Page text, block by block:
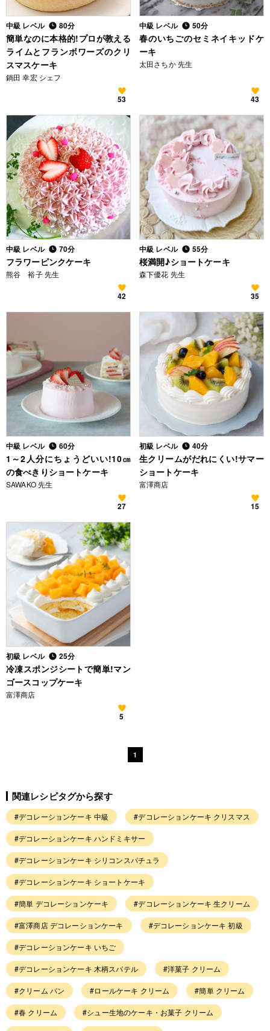
中級 レベル 80分
簡単なのに本格的!プロが教える
ライムとフランボワーズのクリ
スマスケーキ
鍋田 幸宏 シェフ
53
中級 レベル 50分
春のいちごのセミネイキッドケ
ーキ
太田さちか 先生
43
中級 レベル 70分
フラワーピンクケーキ
熊谷 裕子 先生
42
中級 レベル 55分
桜満開♪ショートケーキ
森下優花 先生
35
中級 レベル 60分
1～2人分にちょうどいい!10㎝
の食べきりショートケーキ
SAWAKO 先生
27
初級 レベル 40分
生クリームがだれにくい!サマー
ショートケーキ
富澤商店
15
初級 レベル 25分
冷凍スポンジシートで簡単!マン
ゴースコップケーキ
富澤商店
5
1
関連レシピタグから探す
#デコレーションケーキ 中級 #デコレーションケーキ クリスマス
#デコレーションケーキ ハンドミキサー
#デコレーションケーキ シリコンスパチュラ
#デコレーションケーキ ショートケーキ
#簡単 デコレーションケーキ #デコレーションケーキ 生クリーム
#富澤商店 デコレーションケーキ #デコレーションケーキ 初級
#デコレーションケーキ いちご
#デコレーションケーキ 木柄スパテル #洋菓子 クリーム
#クリーム パン #ロールケーキ クリーム #簡単 クリーム
#春 クリーム #シュー生地のケーキ・お菓子 クリーム